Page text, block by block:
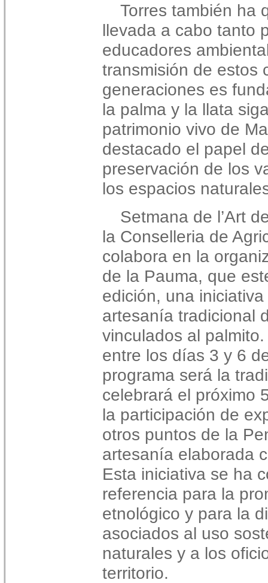
Torres también ha
llevada a cabo tanto
educadores
transmisión de estos
generaciones es
la palma y la llata
patrimonio vivo de
destacado el papel
preservación de los
los espacios
Setmana de l’Art
la Conselleria de
colabora en la
de la Pauma, que
edición, una
artesanía tradicional
vinculados al
entre los días 3 y 6
programa será la
celebrará el próximo
la participación de
otros puntos de la
artesanía elaborada
Esta iniciativa se ha
referencia para la
etnológico y para la
asociados al uso
naturales y a los
territorio.